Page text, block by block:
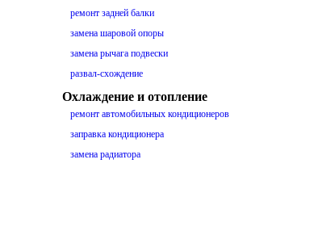
ремонт задней балки
замена шаровой опоры
замена рычага подвески
развал-схождение
Охлаждение и отопление
ремонт автомобильных кондиционеров
заправка кондиционера
замена радиатора